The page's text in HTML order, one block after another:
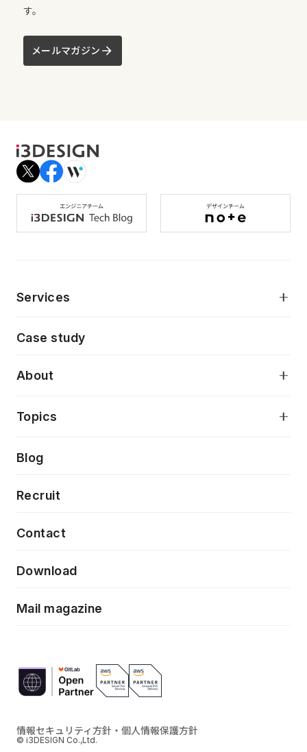
す。
メールマガジン
Services
AI駆動開発支援
モダナイゼーション
特徴量エンジニアリングと生成AI
デジタルプロダクトデザイン
デザインシステム構築支援
フロントエンド開発
Case study
About
当社が目指しているもの
Topics
Press release
News
Event/Seminer
Blog
Recruit
Contact
Download
Mail magazine
情報セキュリティ方針・個人情報保護方針
© i3DESIGN Co.,Ltd.